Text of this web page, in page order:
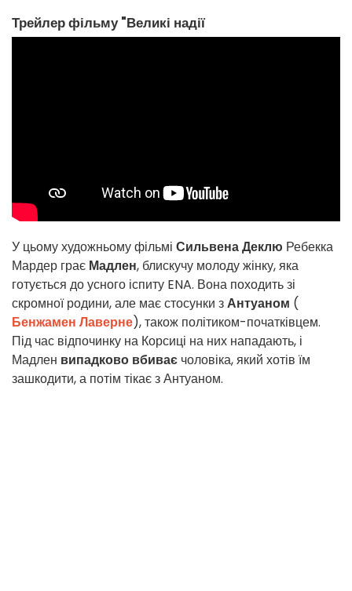
Трейлер фільму "Великі надії
У цьому художньому фільмі Сильвена Деклю Ребекка
Мардер грає Мадлен, блискучу молоду жінку, яка
готується до усного іспиту ENA. Вона походить зі
скромної родини, але має стосунки зАнтуаном (
Бенжамен Лаверне), також політиком-початківцем.
Під час відпочинку на Корсиці на них нападають, і
Мадлен випадково вбиває чоловіка, який хотів їм
зашкодити, а потім тікає з Антуаном.